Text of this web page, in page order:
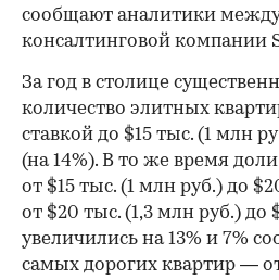
сообщают аналитики
консалтинговой компании
За год в столице
количество элитных
ставкой до $15 тыс. (1 млн
(на 14%). В то же время
от $15 тыс. (1 млн руб.) до
от $20 тыс. (1,3 млн руб.) до
увеличились на 13% и 7%
самых дорогих квартир —